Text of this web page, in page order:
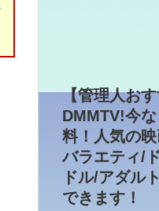
【管理人お
DMMTV!今
料！人気の
バラエティ/
ドル/アダル
できます！